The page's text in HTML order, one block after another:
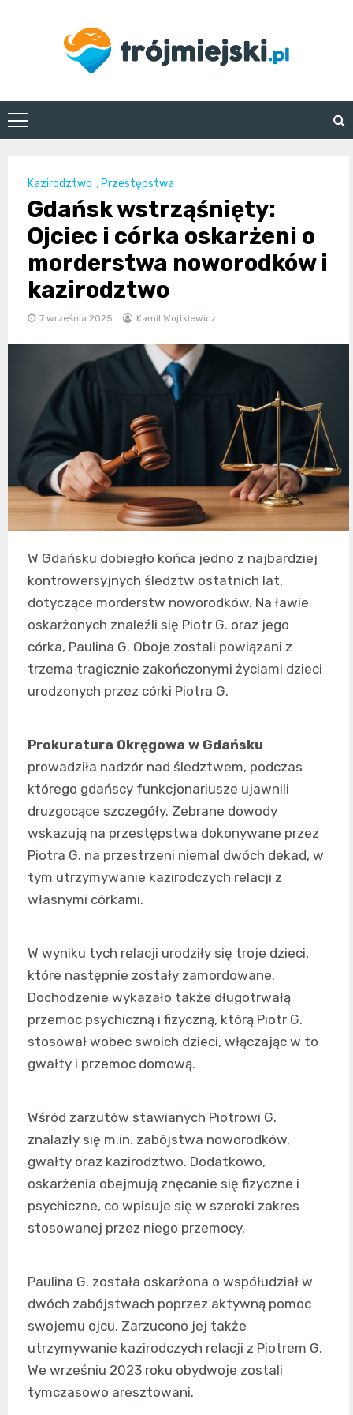
trojmiejski.pl
Kazirodztwo , Przestępstwa
Gdańsk wstrząśnięty:
Ojciec i córka oskarżeni o
morderstwa noworodków i
kazirodztwo
7 września 2025 Kamil Wojtkiewicz
W Gdańsku dobiegło końca jedno z najbardziej
kontrowersyjnych śledztw ostatnich lat,
dotyczące morderstw noworodków. Na ławie
oskarżonych znaleźli się Piotr G. oraz jego
córka, Paulina G. Oboje zostali powiązani z
trzema tragicznie zakończonymi życiami dzieci
urodzonych przez córki Piotra G.
Prokuratura Okręgowa w Gdańsku
prowadziła nadzór nad śledztwem, podczas
którego gdańscy funkcjonariusze ujawnili
druzgocące szczegóły. Zebrane dowody
wskazują na przestępstwa dokonywane przez
Piotra G. na przestrzeni niemal dwóch dekad, w
tym utrzymywanie kazirodczych relacji z
własnymi córkami.
W wyniku tych relacji urodziły się troje dzieci,
które następnie zostały zamordowane.
Dochodzenie wykazało także długotrwałą
przemoc psychiczną i fizyczną, którą Piotr G.
stosował wobec swoich dzieci, włączając w to
gwałty i przemoc domową.
Wśród zarzutów stawianych Piotrowi G.
znalazły się m.in. zabójstwa noworodków,
gwałty oraz kazirodztwo. Dodatkowo,
oskarżenia obejmują znęcanie się fizyczne i
psychiczne, co wpisuje się w szeroki zakres
stosowanej przez niego przemocy.
Paulina G. została oskarżona o współudział w
dwóch zabójstwach poprzez aktywną pomoc
swojemu ojcu. Zarzucono jej także
utrzymywanie kazirodczych relacji z Piotrem G.
We wrześniu 2023 roku obydwoje zostali
tymczasowo aresztowani.